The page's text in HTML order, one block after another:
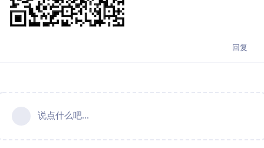
回复
说点什么吧...